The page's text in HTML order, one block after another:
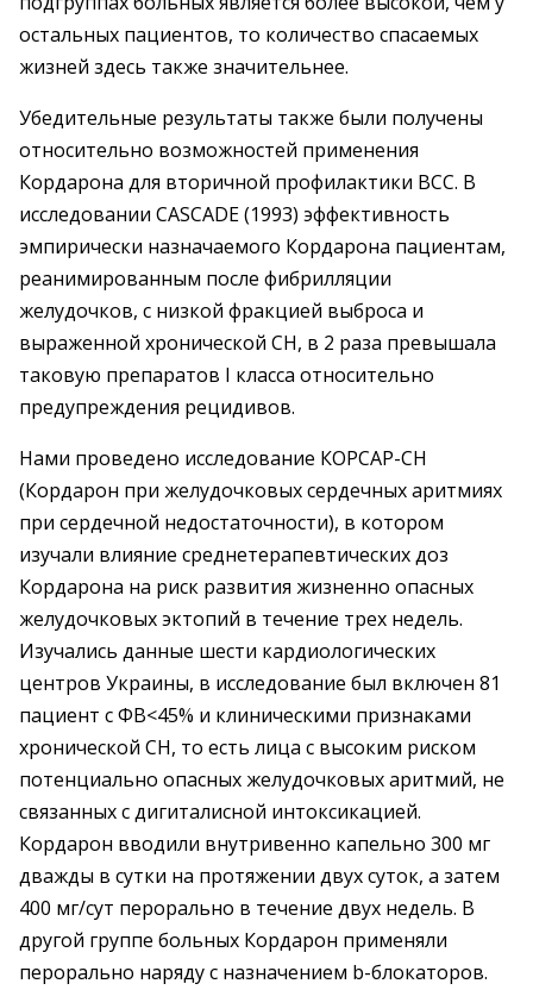
остальных пациентов, то количество спасаемых
жизней здесь также значительнее.
Убедительные результаты также были получены
относительно возможностей применения
Кордарона для вторичной профилактики ВСС. В
исследовании CASCADE (1993) эффективность
эмпирически назначаемого Кордарона пациентам,
реанимированным после фибрилляции
желудочков, с низкой фракцией выброса и
выраженной хронической СН, в 2 раза превышала
таковую препаратов I класса относительно
предупреждения рецидивов.
Нами проведено исследование КОРСАР-СН
(Кордарон при желудочковых сердечных аритмиях
при сердечной недостаточности), в котором
изучали влияние среднетерапевтических доз
Кордарона на риск развития жизненно опасных
желудочковых эктопий в течение трех недель.
Изучались данные шести кардиологических
центров Украины, в исследование был включен 81
пациент с ФВ<45% и клиническими признаками
хронической СН, то есть лица с высоким риском
потенциально опасных желудочковых аритмий, не
связанных с дигиталисной интоксикацией.
Кордарон вводили внутривенно капельно 300 мг
дважды в сутки на протяжении двух суток, а затем
400 мг/сут перорально в течение двух недель. В
другой группе больных Кордарон применяли
перорально наряду с назначением b-блокаторов.